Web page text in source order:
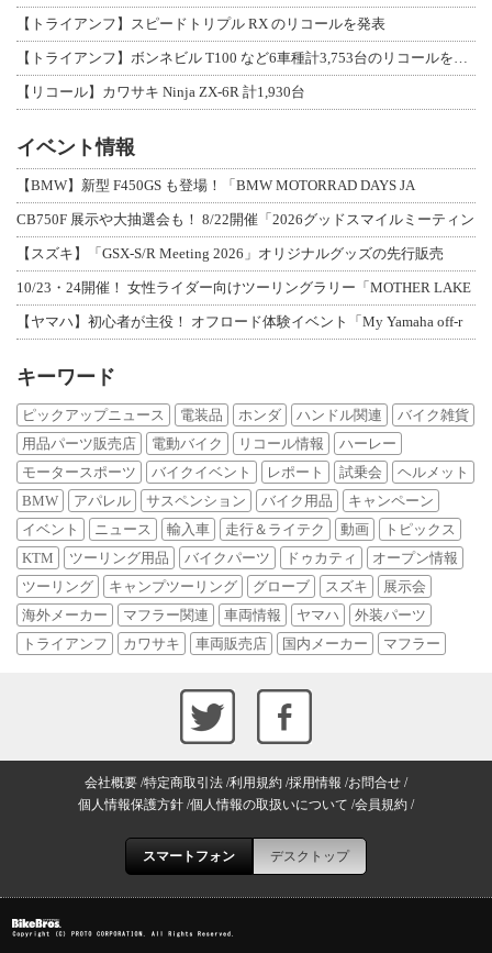
【トライアンフ】スピードトリプル RX のリコールを発表
【トライアンフ】ボンネビル T100 など6車種計3,753台のリコールを発表
【リコール】カワサキ Ninja ZX-6R 計1,930台
イベント情報
【BMW】新型 F450GS も登場！「BMW MOTORRAD DAYS JA
CB750F 展示や大抽選会も！ 8/22開催「2026グッドスマイルミーティン
【スズキ】「GSX-S/R Meeting 2026」オリジナルグッズの先行販売
10/23・24開催！ 女性ライダー向けツーリングラリー「MOTHER LAKE
【ヤマハ】初心者が主役！ オフロード体験イベント「My Yamaha off-r
キーワード
ピックアップニュース 電装品 ホンダ ハンドル関連
バイク雑貨
用品パーツ販売店
電動バイク リコール情報
ハーレー
モータースポーツ
バイクイベント レポート 試乗会
ヘルメット
BMW
アパレル サスペンション バイク用品
キャンペーン
イベント
ニュース 輸入車 走行＆ライテク 動画
トピックス
KTM
ツーリング用品 バイクパーツ ドゥカティ
オープン情報
ツーリング
キャンプツーリング グローブ スズキ
展示会
海外メーカー
マフラー関連 車両情報 ヤマハ
外装パーツ
トライアンフ
カワサキ 車両販売店 国内メーカー マフラー
会社概要 特定商取引法 利用規約 採用情報 お問合せ
個人情報保護方針 個人情報の取扱いについて 会員規約
スマートフォン デスクトップ